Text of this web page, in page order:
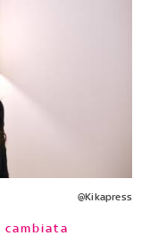
@Kikapress
cambiata